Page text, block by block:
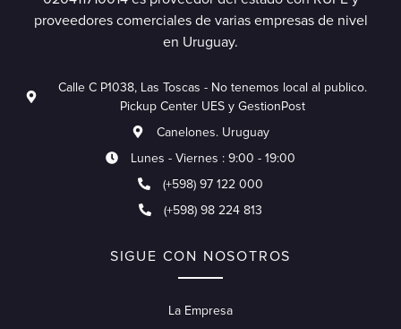
proveedores comerciales de varias empresas de nivel
en Uruguay.
Calle C P1038, Las Toscas - No tenemos local al publico.
Pickup Center UES y GestionPost
Canelones. Uruguay
Lunes - Viernes : 9:00 - 19:00
(+598) 97 122 000
(+598) 98 224 813
SIGUE CON NOSOTROS
La Empresa